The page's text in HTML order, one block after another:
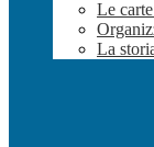
Le
La